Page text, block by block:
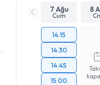
7 Ağu
Cum
8
14:15
14:30
14:45
15:00